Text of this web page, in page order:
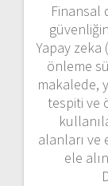
Finansal
Yapay zeka
önleme
makalede,
tespiti ve
alanları ve
ele